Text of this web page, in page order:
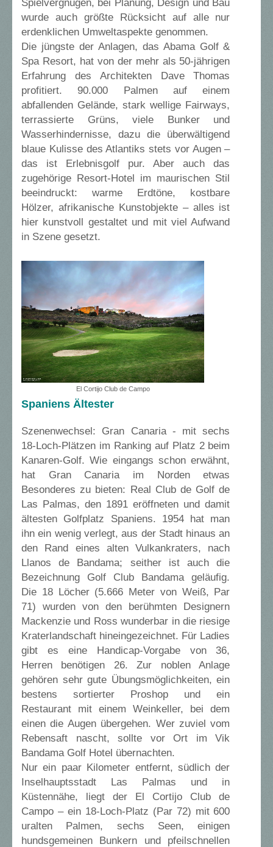
wurde auch größte Rücksicht auf alle nur
erdenklichen Umweltaspekte genommen.
Die jüngste der Anlagen, das Abama Golf &
Spa Resort, hat von der mehr als 50-jährigen
Erfahrung des Architekten Dave Thomas
profitiert. 90.000 Palmen auf einem
abfallenden Gelände, stark wellige Fairways,
terrassierte Grüns, viele Bunker und
Wasserhindernisse, dazu die überwältigend
blaue Kulisse des Atlantiks stets vor Augen –
das ist Erlebnisgolf pur. Aber auch das
zugehörige Resort-Hotel im maurischen Stil
beeindruckt: warme Erdtöne, kostbare
Hölzer, afrikanische Kunstobjekte – alles ist
hier kunstvoll gestaltet und mit viel Aufwand
in Szene gesetzt.
El Cortijo Club de Campo
Spaniens Ältester
Szenenwechsel: Gran Canaria - mit sechs
18-Loch-Plätzen im Ranking auf Platz 2 beim
Kanaren-Golf. Wie eingangs schon erwähnt,
hat Gran Canaria im Norden etwas
Besonderes zu bieten: Real Club de Golf de
Las Palmas, den 1891 eröffneten und damit
ältesten Golfplatz Spaniens. 1954 hat man
ihn ein wenig verlegt, aus der Stadt hinaus an
den Rand eines alten Vulkankraters, nach
Llanos de Bandama; seither ist auch die
Bezeichnung Golf Club Bandama geläufig.
Die 18 Löcher (5.666 Meter von Weiß, Par
71) wurden von den berühmten Designern
Mackenzie und Ross wunderbar in die riesige
Kraterlandschaft hineingezeichnet. Für Ladies
gibt es eine Handicap-Vorgabe von 36,
Herren benötigen 26. Zur noblen Anlage
gehören sehr gute Übungsmöglichkeiten, ein
bestens sortierter Proshop und ein
Restaurant mit einem Weinkeller, bei dem
einen die Augen übergehen. Wer zuviel vom
Rebensaft nascht, sollte vor Ort im Vik
Bandama Golf Hotel übernachten.
Nur ein paar Kilometer entfernt, südlich der
Inselhauptsstadt Las Palmas und in
Küstennähe, liegt der El Cortijo Club de
Campo – ein 18-Loch-Platz (Par 72) mit 600
uralten Palmen, sechs Seen, einigen
hundsgemeinen Bunkern und pfeilschnellen